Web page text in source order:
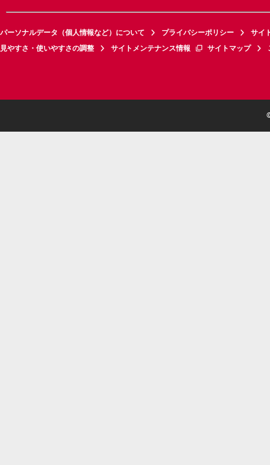
パーソナルデータ（個人情報など）について プライバシーポリシー
サイ
見やすさ・使いやすさの調整
サイトメンテナンス情報 サイトマップ